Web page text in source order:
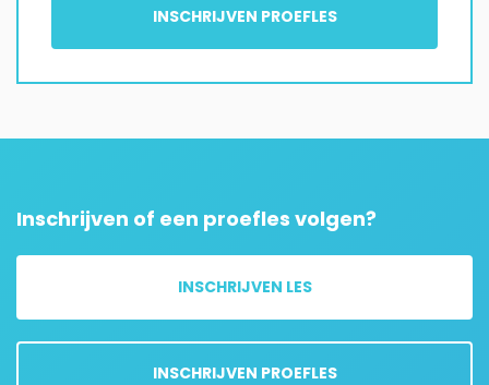
INSCHRIJVEN PROEFLES
Inschrijven of een proefles volgen?
INSCHRIJVEN LES
INSCHRIJVEN PROEFLES